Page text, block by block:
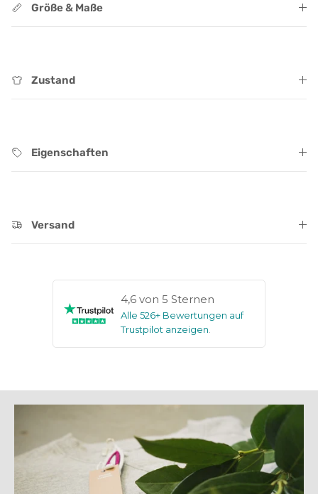
Größe & Maße
Zustand
Eigenschaften
Versand
4,6 von 5 Sternen
Alle 526+ Bewertungen auf
Trustpilot anzeigen